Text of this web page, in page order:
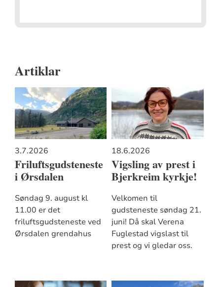
Artiklar
3.7.2026
Friluftsgudsteneste
i Ørsdalen
Søndag 9. august kl
11.00 er det
friluftsgudsteneste ved
Ørsdalen grendahus
18.6.2026
Vigsling av prest i
Bjerkreim kyrkje!
Velkomen til
gudsteneste søndag 21.
juni! Då skal Verena
Fuglestad vigslast til
prest og vi gledar oss.